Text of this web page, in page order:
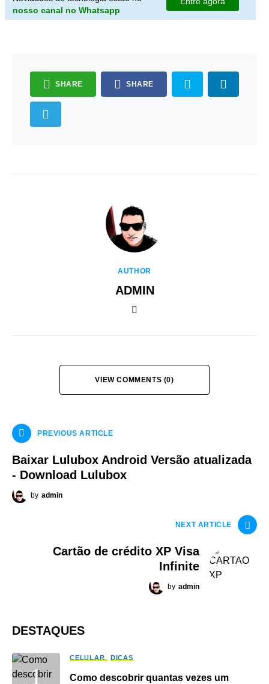
nosso canal no Whatsapp
SHARE SHARE
AUTHOR
ADMIN
VIEW COMMENTS (0)
PREVIOUS ARTICLE
Baixar Lulubox Android Versão atualizada
- Download Lulubox
by admin
NEXT ARTICLE
Cartão de crédito XP Visa
Infinite
by admin
DESTAQUES
CELULAR DICAS
Como descobrir quantas vezes um